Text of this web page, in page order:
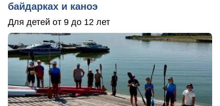
байдарках и каноэ
Для детей от 9 до 12 лет